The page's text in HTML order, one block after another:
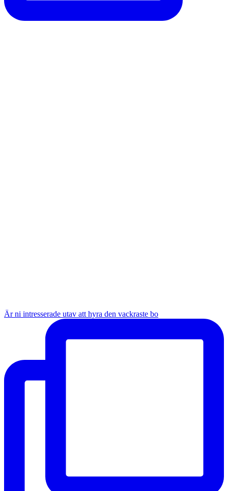
Är ni intresserade utav att hyra den vackraste bo